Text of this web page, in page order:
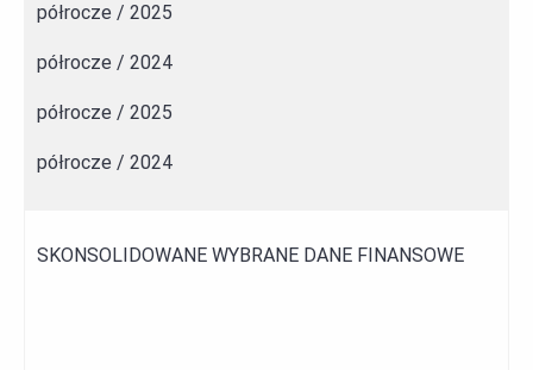
półrocze / 2025
półrocze / 2024
półrocze / 2025
półrocze / 2024
SKONSOLIDOWANE WYBRANE DANE FINANSOWE